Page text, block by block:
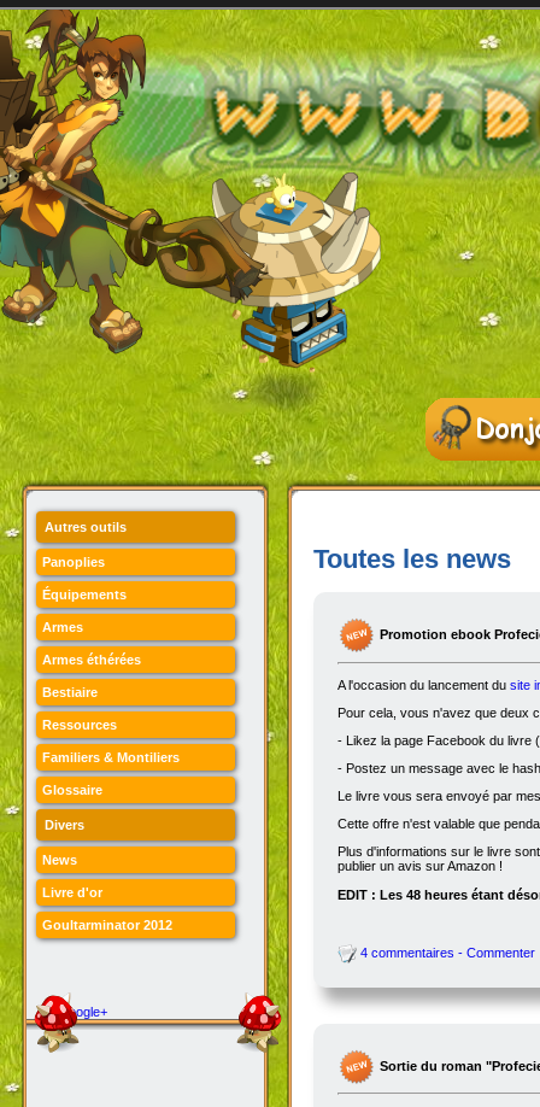
Autres outils
Panoplies
Équipements
Armes
Armes éthérées
Bestiaire
Ressources
Familiers & Montiliers
Glossaire
Divers
News
Livre d'or
Goultarminator 2012
Google+
Toutes les news
Promotion ebook
A l'occasion du lancement du site
Pour cela, vous n'avez que deux
- Likez la page Facebook du livre (
- Postez un message avec le
Le livre vous sera envoyé par
Cette offre n'est valable que
Plus d'informations sur le livre
publier un avis sur Amazon !
EDIT : Les 48 heures étant
4 commentaires - Commenter
Sortie du roman